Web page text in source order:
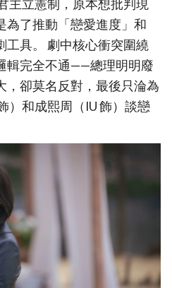
主立憲制，原本想批判現
為了推動「戀愛進度」和
工具。 劇中核心衝突圍繞
輯完全不通——總理明明廢
，卻莫名反對，最後只淪為
）和成熙周（IU 飾）談戀